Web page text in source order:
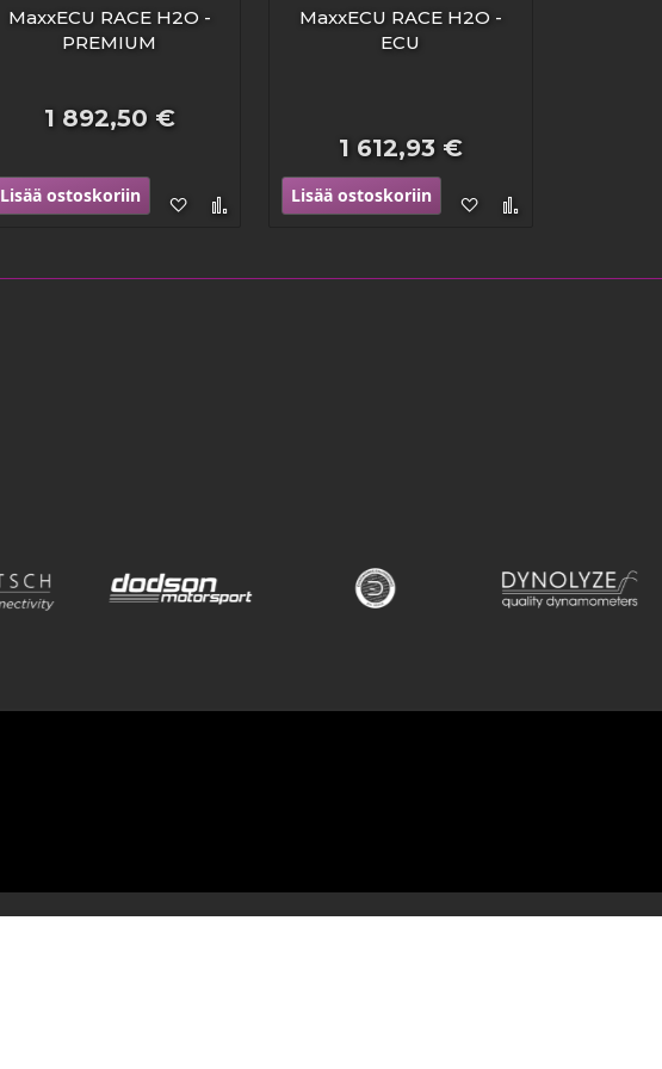
MaxxECU RACE H2O -
PREMIUM
1 892,50 €
Lisää ostoskoriin
Lisää
100%MaxxECU RACE H2O -
ECU
1 612,93 €
Lisää ostoskoriin
Lisää